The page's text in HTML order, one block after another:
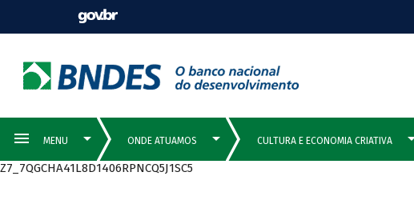
Z7_7QGCHA41L8D1406RPNCQ5J1SC5